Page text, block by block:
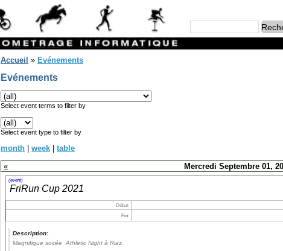
Accueil » Evénements
Evénements
Select event terms to filter by
Select event type to filter by
month week
table
«
Mercredi Septembre 01,
(event)
FriRun Cup 2021
Début:
Fin:
Description:
Magnifique soirée Athletic Night à Riaz.